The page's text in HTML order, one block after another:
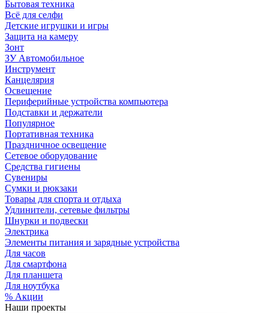
Бытовая техника
Всё для селфи
Детские игрушки и игры
Защита на камеру
Зонт
ЗУ Автомобильное
Инструмент
Канцелярия
Освещение
Периферийные устройства компьютера
Подставки и держатели
Популярное
Портативная техника
Праздничное освещение
Сетевое оборудование
Средства гигиены
Сувениры
Сумки и рюкзаки
Товары для спорта и отдыха
Удлинители, сетевые фильтры
Шнурки и подвески
Электрика
Элементы питания и зарядные устройства
Для часов
Для смартфона
Для планшета
Для ноутбука
% Акции
Наши проекты